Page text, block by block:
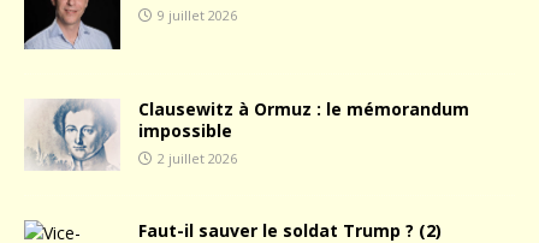
9 juillet 2026
Clausewitz à Ormuz : le mémorandum
impossible
2 juillet 2026
Faut-il sauver le soldat Trump ? (2)